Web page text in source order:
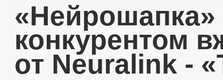
«Нейрошапка»
конкурентом
от Neuralink -